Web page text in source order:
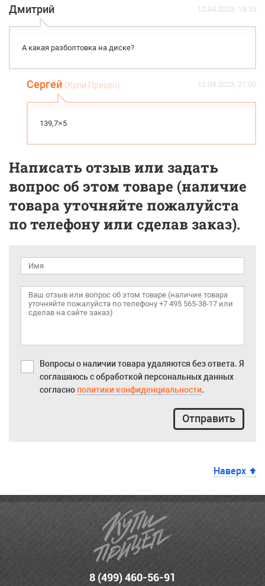
Дмитрий 12.04.2023, 19:35
А какая разболтовка на диске?
Сергей (Купи Прицеп) 12.04.2023, 21:00
139,7×5
Написать отзыв или задать
вопрос об этом товаре (наличие
товара уточняйте пожалуйста
по телефону или сделав заказ).
Вопросы о наличии товара удаляются без ответа. Я
соглашаюсь с обработкой персональных данных
согласно политики конфиденциальности.
Отправить
Наверх
8 (499) 460-56-91